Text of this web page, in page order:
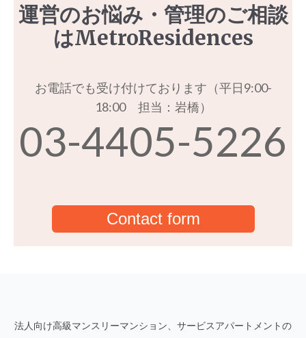
運営のお悩み・管理のご相談
はMetroResidences
お電話でも受け付けております（平日9:00-
18:00 担当：岩橋）
03-4405-5226
Contact form
法人向け高級マンスリーマンション、サービスアパートメントの